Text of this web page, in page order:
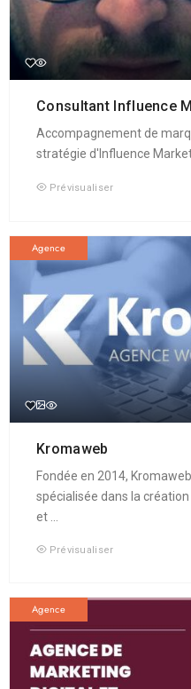
Consultant Influence
Accompagnement de
stratégie d'Influence
Prévisualiser
Agence
Kromaweb
Fondée en 2014,
spécialisée dans la
et ...
Prévisualiser
Agence